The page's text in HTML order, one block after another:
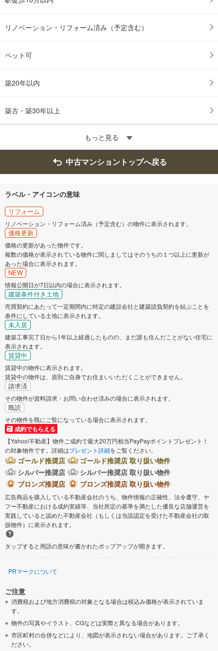
リノベーション・リフォーム済み（予定含む）
ペット可
築20年以内
築古・築30年以上
もっと見る
中古マンショントップへ戻る
ラベル・アイコンの意味
リフォーム
リノベーション・リフォーム済み（予定含む）の物件に表示されます。
価格更新
価格の更新があった物件です。
複数の価格が表示されている物件に関しましてはそのうちの１つ以上に更新が
あった場合に表示されます。
NEW
情報公開日が7日以内の場合に表示されます。
建築条件付き土地
売買契約にあたって一定期間内に特定の建設会社と建築請負契約を結ぶことを
条件にしている土地に表示されます。
未入居
建築工事完了日から1年以上経過したものの、まだ誰も住んだことがない住宅に
表示されます。
賃貸中
賃貸中の物件に表示されます。
賃貸中の物件は、原則ご自身でお住まいいただくことができません。
請求済
その物件が資料請求・お問い合わせ済みの場合に表示されます。
既読
その物件を既にご覧になっている場合に表示されます。
成約でもらえる
【Yahoo!不動産】物件ご成約で最大20万円相当PayPayポイントプレゼント！
の対象物件です。詳細はプレゼント詳細をご覧ください。
ゴールド推奨店
ゴールド推奨店 取り扱い物件
シルバー推奨店
シルバー推奨店 取り扱い物件
ブロンズ推奨店
ブロンズ推奨店 取り扱い物件
広告商品を購入している不動産会社のうち、物件情報の正確性、法令遵守、ヤ
フー不動産における成約実績等、当社所定の基準を満たした優良な店舗運営を
実践していると認めた不動産会社（もしくは当該認定を受けた不動産会社の取
扱物件）に表示されます。
タップすると用語の意味が書かれたポップアップが開きます。
PRマークについて
ご注意
消費税および地方消費税の対象となる場合は税込み価格が表示されていま
す。
物件の写真やイラスト、CGなどは実際と異なる場合があります。
市区町村の合併などにより、地図が表示されない場合があります。ご了承く
ださい。